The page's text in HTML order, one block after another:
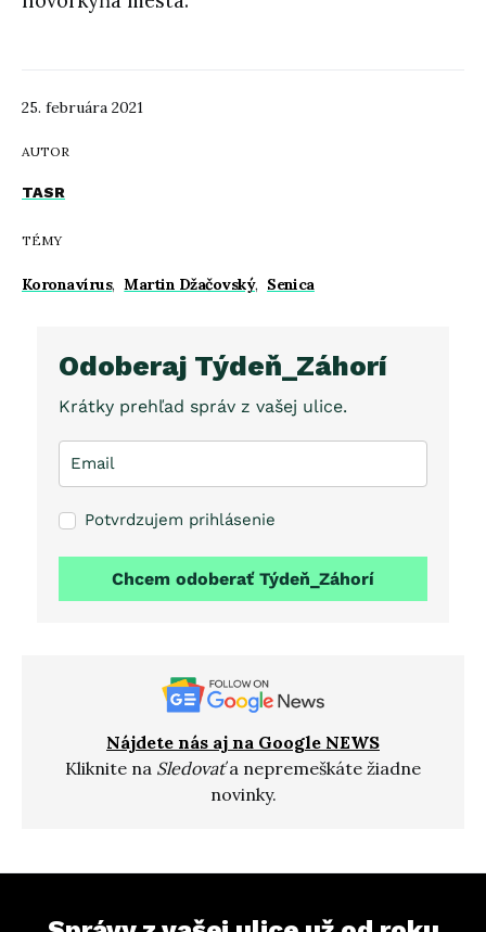
25. februára 2021
AUTOR
TASR
TÉMY
Koronavírus, Martin Džačovský, Senica
Odoberaj Týdeň_Záhorí
Krátky prehľad správ z vašej ulice.
Potvrdzujem prihlásenie
Chcem odoberať Týdeň_Záhorí
Nájdete nás aj na Google NEWS
Kliknite na Sledovaťa nepremeškáte žiadne
novinky.